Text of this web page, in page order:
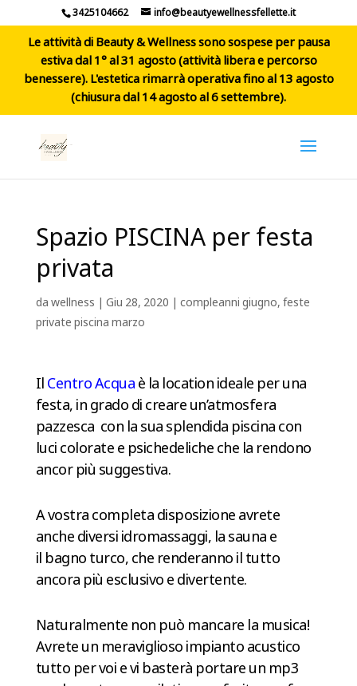
3425104662 info@beautyewellnessfellette.it
Le attività di Beauty & Wellness sono sospese per pausa
estiva dal 1° al 31 agosto (attività libera e percorso
benessere). L'estetica rimarrà operativa fino al 13 agosto
(chiusura dal 14 agosto al 6 settembre).
Spazio PISCINA per festa
privata
dawellness | Giu 28, 2020 | compleanni giugno,feste
private piscina marzo
IlCentro Acquaè la location ideale per una
festa, in grado di creare un’atmosfera
pazzesca con la sua splendida piscina con
luci colorate e psichedeliche che la rendono
ancor più suggestiva.
A vostra completa disposizione avrete
anche diversi idromassaggi, la sauna e
il bagno turco, che renderanno il tutto
ancora più esclusivo e divertente.
Naturalmente non può mancare la musica!
Avrete un meraviglioso impianto acustico
tutto per voi e vi basterà portare un mp3